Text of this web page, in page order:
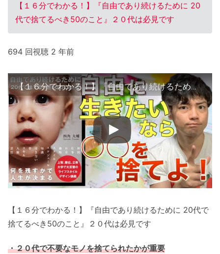
【１６分でわかる！】『自由であり続けるために 20
代で捨てるべき50のこと』２０代は必見です
694 回視聴 2 年前
【１６分でわかる！】『自由であり続けるために 20代で捨てるべき50のこと』２０代は必見です
【１６分でわかる！】『自由であり続けるために 20代で
捨てるべき50のこと』２０代は必見です
・２０代で不要なモノを捨てられたかが重要